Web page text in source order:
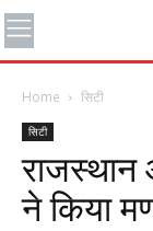
Home सिटी
सिटी
राजस्थान
ने किया